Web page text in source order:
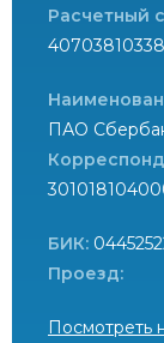
Расчетный
ПАО
БИК:
Проезд:
Посмотреть